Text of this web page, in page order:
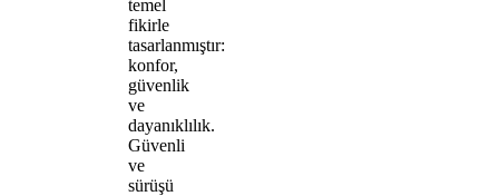
temel
fikirle
tasarlanmıştır:
konfor,
güvenlik
ve
dayanıklılık.
Güvenli
ve
sürüşü